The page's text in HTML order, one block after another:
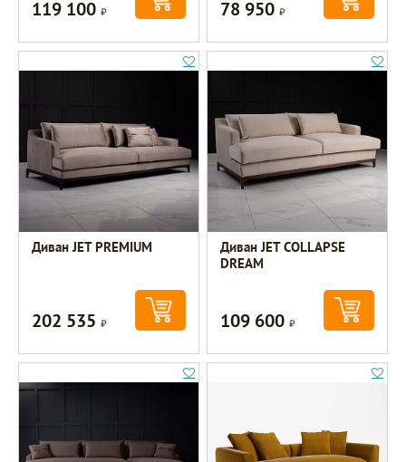
119 100Р 78 950Р
Диван JET PREMIUM
202 535Р
Диван JET COLLAPSE
DREAM
109 600Р